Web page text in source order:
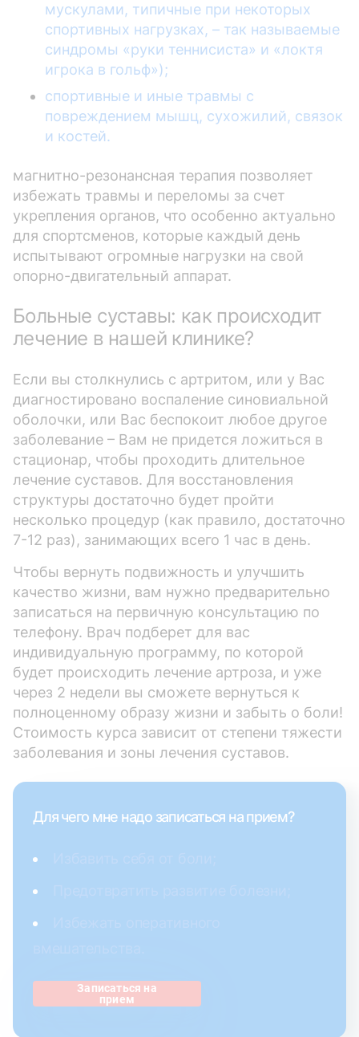
мускулами, типичные при некоторых
спортивных нагрузках, – так называемые
синдромы «руки теннисиста» и «локтя
игрока в гольф»);
спортивные и иные травмы с
повреждением мышц, сухожилий, связок
и костей.
магнитно-резонансная терапия позволяет
избежать травмы и переломы за счет
укрепления органов, что особенно актуально
для спортсменов, которые каждый день
испытывают огромные нагрузки на свой
опорно-двигательный аппарат.
Больные суставы: как происходит
лечение в нашей клинике?
Если вы столкнулись с артритом, или у Вас
диагностировано воспаление синовиальной
оболочки, или Вас беспокоит любое другое
заболевание – Вам не придется ложиться в
стационар, чтобы проходить длительное
лечение суставов. Для восстановления
структуры достаточно будет пройти
несколько процедур (как правило, достаточно
7-12 раз), занимающих всего 1 час в день.
Чтобы вернуть подвижность и улучшить
качество жизни, вам нужно предварительно
записаться на первичную консультацию по
телефону. Врач подберет для вас
индивидуальную программу, по которой
будет происходить лечение артроза, и уже
через 2 недели вы сможете вернуться к
полноценному образу жизни и забыть о боли!
Стоимость курса зависит от степени тяжести
заболевания и зоны лечения суставов.
Для чего мне надо записаться на прием?
Записаться на
прием